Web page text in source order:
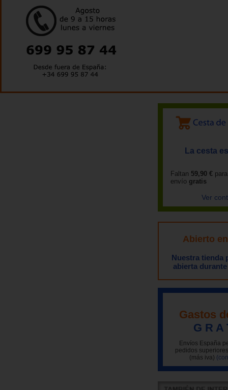
La cesta
Faltan 59,90 €
envío gratis
Ver
Abierto
Nuestra tienda
abierta
Gastos
G R A
Envíos España
pedidos
(más iva)